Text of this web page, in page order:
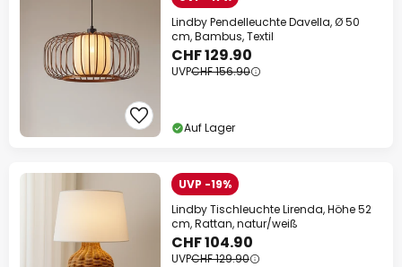
Lindby Pendelleuchte Davella, Ø 50
cm, Bambus, Textil
CHF 129.90
UVPCHF 156.90
Auf Lager
UVP -19%
Lindby Tischleuchte Lirenda, Höhe 52
cm, Rattan, natur/weiß
CHF 104.90
UVPCHF 129.90